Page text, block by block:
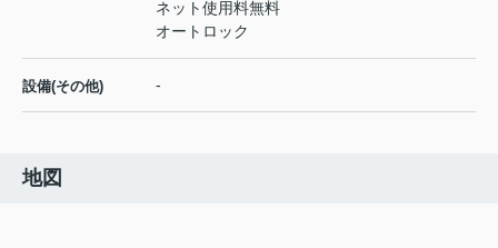
ネット使用料無料
オートロック
設備(その他) -
地図